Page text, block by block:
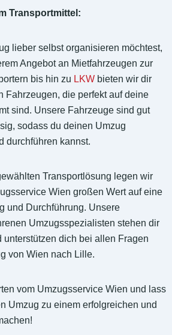
Transportmittel:
lieber selbst organisieren möchtest,
Angebot an Mietfahrzeugen zur
bis hin zu LKW bieten wir dir
Fahrzeugen, die perfekt auf deine
sind. Unsere Fahrzeuge sind gut
sodass du deinen Umzug
durchführen kannst.
Transportlösung legen wir
Wien großen Wert auf eine
und Durchführung. Unsere
Umzugsspezialisten stehen dir
unterstützen dich bei allen Fragen
von Wien nach Lille.
vom Umzugsservice Wien und lass
Umzug zu einem erfolgreichen und